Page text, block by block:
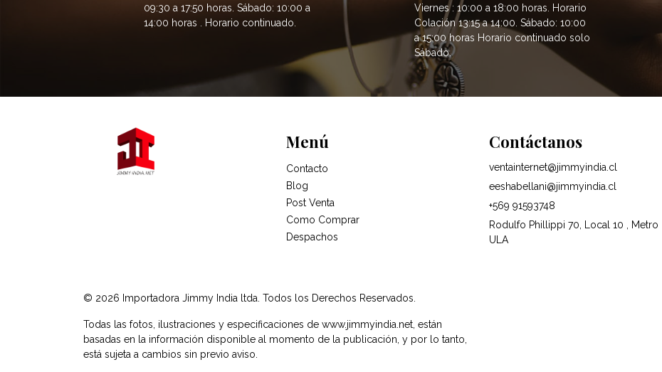
09:30 a 17:50 horas. Sábado: 10:00 a
14:00 horas . Horario continuado.
Viernes : 10:00 a 18:00 horas. Horario
Colación 13:15 a 14:00. Sábado: 10:00
a 15:00 horas Horario continuado solo
Sábado.
Menú
Contacto
Blog
Post Venta
Como Comprar
Despachos
Contáctanos
ventainternet@jimmyindia.cl
eeshabellani@jimmyindia.cl
+569 91593748
Rodulfo Phillippi 70, Local 10 , Metro
ULA
© 2026 Importadora Jimmy India ltda. Todos los Derechos Reservados.
Todas las fotos, ilustraciones y especificaciones de www.jimmyindia.net, están
basadas en la información disponible al momento de la publicación, y por lo tanto,
está sujeta a cambios sin previo aviso.